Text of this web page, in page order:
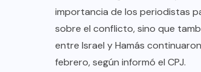
importancia de los periodistas
sobre el conflicto, sino que
entre Israel y Hamás
febrero, según informó el CPJ.